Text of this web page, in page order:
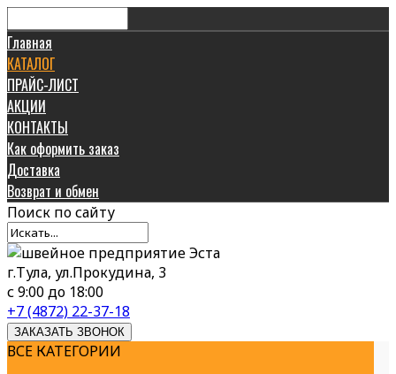
Главная
КАТАЛОГ
ПРАЙС-ЛИСТ
АКЦИИ
КОНТАКТЫ
Как оформить заказ
Доставка
Возврат и обмен
Поиск по сайту
г.Тула, ул.Прокудина, 3
с 9:00 до 18:00
+7 (4872) 22-37-18
ЗАКАЗАТЬ ЗВОНОК
ВСЕ КАТЕГОРИИ